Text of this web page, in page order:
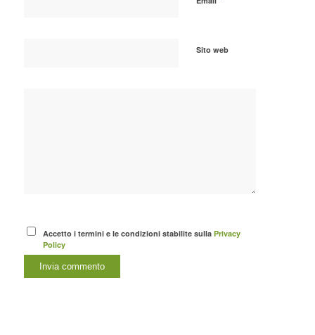
Sito web
Accetto i termini e le condizioni stabilite sullaPrivacy
Policy